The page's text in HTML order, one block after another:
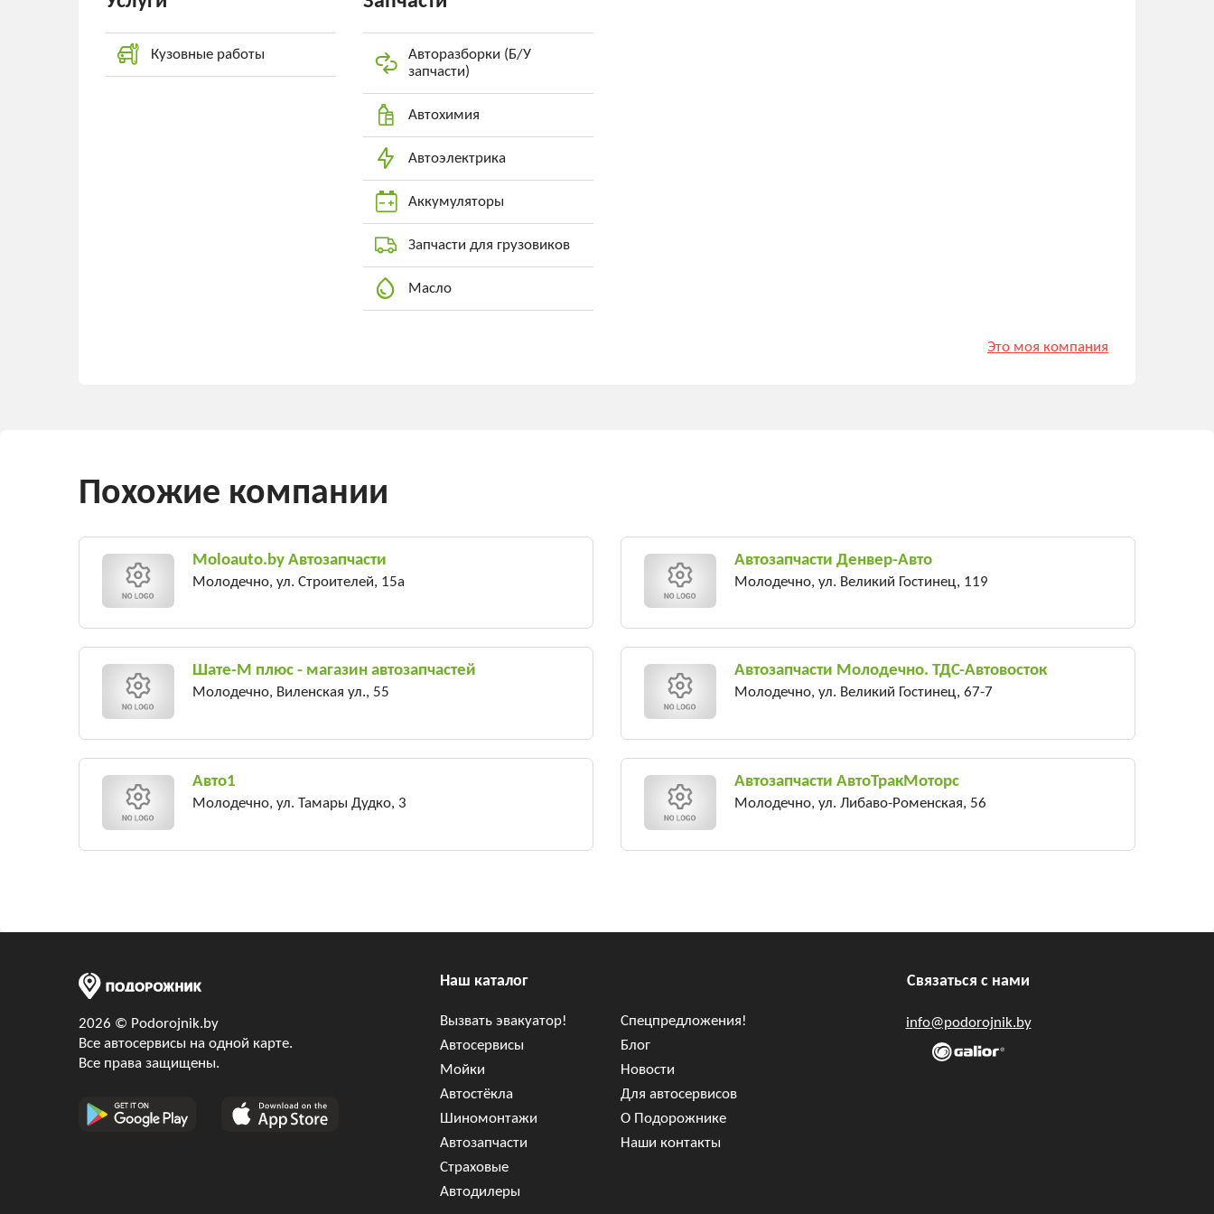
Кузовные работы
Авторазборки (Б/У
запчасти)
Автохимия
Автоэлектрика
Аккумуляторы
Запчасти для грузовиков
Масло
Это моя компания
Похожие компании
Moloauto.by Автозапчасти
Молодечно, ул. Строителей, 15а
Автозапчасти Денвер-Авто
Молодечно, ул. Великий Гостинец, 119
Шате-М плюс - магазин автозапчастей
Молодечно, Виленская ул., 55
Автозапчасти Молодечно. ТДС-Автовосток
Молодечно, ул. Великий Гостинец, 67-7
Авто1
Молодечно, ул. Тамары Дудко, 3
Автозапчасти АвтоТракМоторс
Молодечно, ул. Либаво-Роменская, 56
2026 © Podorojnik.by
Все автосервисы на одной карте.
Все права защищены.
Наш каталог
Вызвать эвакуатор!
Автосервисы
Мойки
Автостёкла
Шиномонтажи
Автозапчасти
Страховые
Автодилеры
Спецпредложения!
Блог
Новости
Для автосервисов
О Подорожнике
Наши контакты
Связаться с нами
info@podorojnik.by